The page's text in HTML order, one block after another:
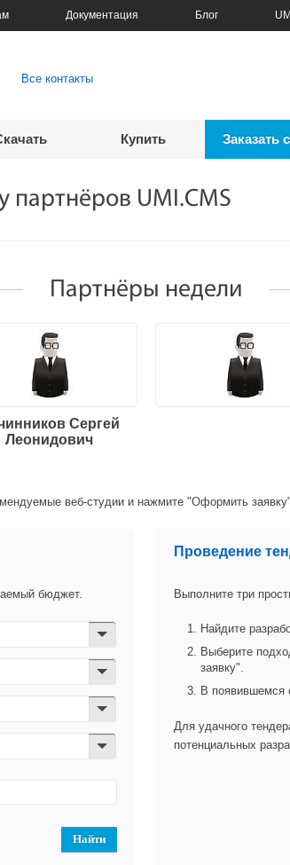
Документация Блог
Все контакты
Купить Заказать
партнёров UMI.CMS
Партнёры недели
Сергей
Леонидович
веб-студии и нажмите "Оформить
бюджет.
Проведение
Выполните три
Найдите
Выберите
заявку".
В появившемся
Для удачного
потенциальных